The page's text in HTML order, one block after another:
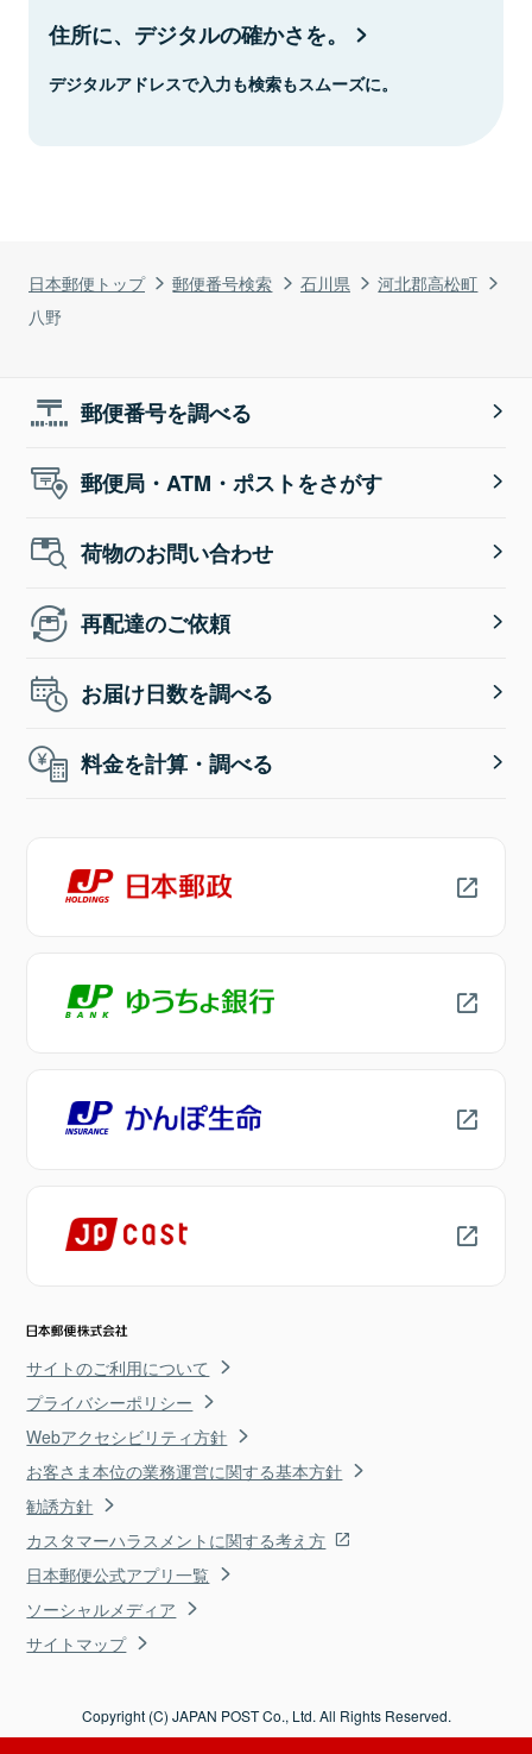
日本郵便トップ 郵便番号検索 石川県
河北郡高松町
八野
住所に、デジタルの確かさを。
デジタルアドレスで入力も検索もスムーズに。
郵便番号を調べる
郵便局・ATM・ポストをさがす
荷物のお問い合わせ
再配達のご依頼
お届け日数を調べる
料金を計算・調べる
サイトのご利用について
プライバシーポリシー
Webアクセシビリティ方針
お客さま本位の業務運営に関する基本方針
勧誘方針
カスタマーハラスメントに関する考え方
日本郵便公式アプリ一覧
ソーシャルメディア
サイトマップ
Copyright (C) JAPAN POST Co., Ltd. All Rights Reserved.